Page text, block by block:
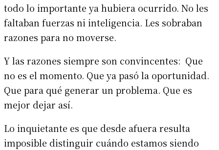
todo lo importante ya hubiera ocurrido. No les
faltaban fuerzas ni inteligencia. Les sobraban
razones para no moverse.
Y las razones siempre son convincentes: Que
no es el momento. Que ya pasó la oportunidad.
Que para qué generar un problema. Que es
mejor dejar así.
Lo inquietante es que desde afuera resulta
imposible distinguir cuándo estamos siendo